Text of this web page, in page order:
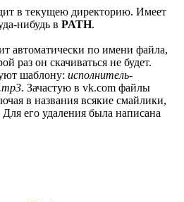
в текущею директорию. Имеет
нибудь в PATH.
автоматически по имени файла,
раз он скачиваться не будет.
шаблону: исполнитель-
. Зачастую в vk.com файлы
в названия всякие смайлики,
его удаления была написана